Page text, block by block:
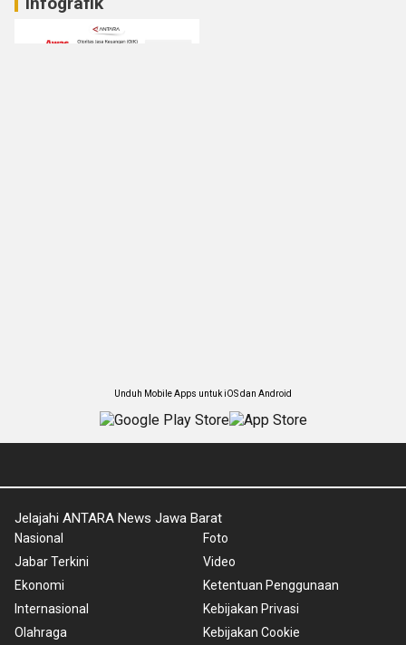
Unduh Mobile Apps untuk iOS dan Android
Jelajahi ANTARA News Jawa Barat
Nasional
Jabar Terkini
Ekonomi
Internasional
Olahraga
Foto
Video
Ketentuan Penggunaan
Kebijakan Privasi
Kebijakan Cookie